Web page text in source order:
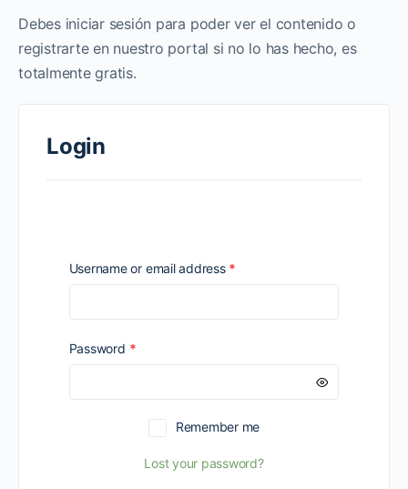
Debes iniciar sesión para poder ver el contenido o
registrarte en nuestro portal si no lo has hecho, es
totalmente gratis.
Login
Username or email address *
Password *Required
Remember me
Lost your password?